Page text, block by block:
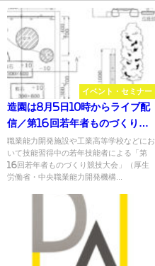
イベント・セミナー
造園は8月5日10時からライブ配
信／第16回若年者ものづくり競
技大会
職業能力開発施設や工業高等学校などにお
いて技能習得中の若年技能者による「第
16回若年者ものづくり競技大会」（厚生
労働省・中央職業能力開発機構...